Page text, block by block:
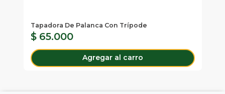
Tapadora De Palanca Con Trípode
$ 65.000
Agregar al carro